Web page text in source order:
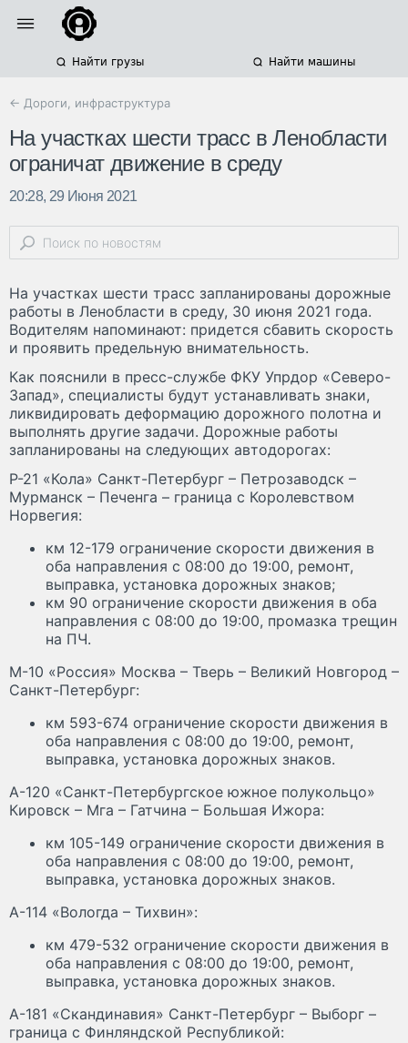
Найти грузы Найти машины
← Дороги, инфраструктура
На участках шести трасс в Ленобласти
ограничат движение в среду
20:28, 29 Июня 2021
На участках шести трасс запланированы дорожные
работы в Ленобласти в среду, 30 июня 2021 года.
Водителям напоминают: придется сбавить скорость
и проявить предельную внимательность.
Как пояснили в пресс-службе ФКУ Упрдор «Северо-
Запад», специалисты будут устанавливать знаки,
ликвидировать деформацию дорожного полотна и
выполнять другие задачи. Дорожные работы
запланированы на следующих автодорогах:
Р-21 «Кола» Санкт-Петербург – Петрозаводск –
Мурманск – Печенга – граница с Королевством
Норвегия:
км 12-179 ограничение скорости движения в
оба направления с 08:00 до 19:00, ремонт,
выправка, установка дорожных знаков;
км 90 ограничение скорости движения в оба
направления с 08:00 до 19:00, промазка трещин
на ПЧ.
М-10 «Россия» Москва – Тверь – Великий Новгород –
Санкт-Петербург:
км 593-674 ограничение скорости движения в
оба направления с 08:00 до 19:00, ремонт,
выправка, установка дорожных знаков.
А-120 «Санкт-Петербургское южное полукольцо»
Кировск – Мга – Гатчина – Большая Ижора:
км 105-149 ограничение скорости движения в
оба направления с 08:00 до 19:00, ремонт,
выправка, установка дорожных знаков.
А-114 «Вологда – Тихвин»:
км 479-532 ограничение скорости движения в
оба направления с 08:00 до 19:00, ремонт,
выправка, установка дорожных знаков.
А-181 «Скандинавия» Санкт-Петербург – Выборг –
граница с Финляндской Республикой: